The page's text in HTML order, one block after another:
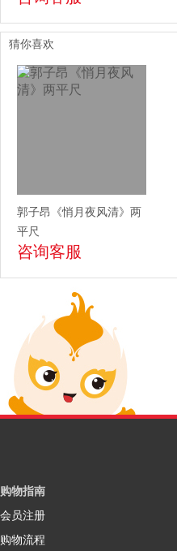
猜你喜欢
郭子昂《悄月夜风清》两
平尺
咨询客服
购物指南
会员注册
购物流程